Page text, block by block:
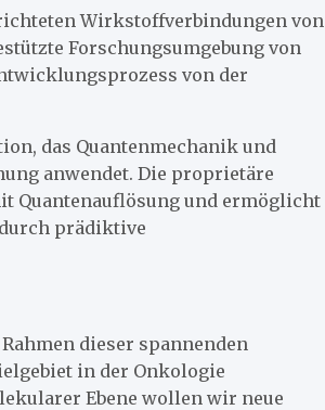
Wirkstoffverbindungen von
Forschungsumgebung von
von der
das Quantenmechanik und
anwendet. Die proprietäre
Quantenauflösung und ermöglicht
prädiktive
dieser spannenden
in der Onkologie
Ebene wollen wir neue